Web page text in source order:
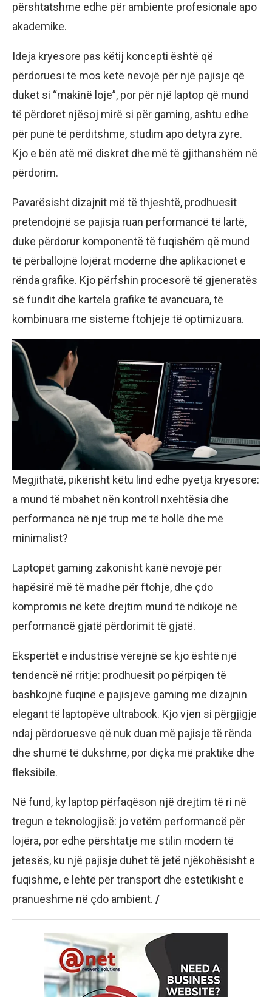
përshtatshme edhe për ambiente profesionale apo
akademike.
Ideja kryesore pas këtij koncepti është që
përdoruesi të mos ketë nevojë për një pajisje që
duket si “makinë loje”, por për një laptop që mund
të përdoret njësoj mirë si për gaming, ashtu edhe
për punë të përditshme, studim apo detyra zyre.
Kjo e bën atë më diskret dhe më të gjithanshëm në
përdorim.
Pavarësisht dizajnit më të thjeshtë, prodhuesit
pretendojnë se pajisja ruan performancë të lartë,
duke përdorur komponentë të fuqishëm që mund
të përballojnë lojërat moderne dhe aplikacionet e
rënda grafike. Kjo përfshin procesorë të gjeneratës
së fundit dhe kartela grafike të avancuara, të
kombinuara me sisteme ftohjeje të optimizuara.
Megjithatë, pikërisht këtu lind edhe pyetja kryesore:
a mund të mbahet nën kontroll nxehtësia dhe
performanca në një trup më të hollë dhe më
minimalist?
Laptopët gaming zakonisht kanë nevojë për
hapësirë më të madhe për ftohje, dhe çdo
kompromis në këtë drejtim mund të ndikojë në
performancë gjatë përdorimit të gjatë.
Ekspertët e industrisë vërejnë se kjo është një
tendencë në rritje: prodhuesit po përpiqen të
bashkojnë fuqinë e pajisjeve gaming me dizajnin
elegant të laptopëve ultrabook. Kjo vjen si përgjigje
ndaj përdoruesve që nuk duan më pajisje të rënda
dhe shumë të dukshme, por diçka më praktike dhe
fleksibile.
Në fund, ky laptop përfaqëson një drejtim të ri në
tregun e teknologjisë: jo vetëm performancë për
lojëra, por edhe përshtatje me stilin modern të
jetesës, ku një pajisje duhet të jetë njëkohësisht e
fuqishme, e lehtë për transport dhe estetikisht e
pranueshme në çdo ambient. /